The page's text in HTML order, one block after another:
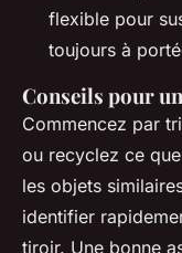
flexible pour
toujours à
Conseils pour
Commencez par
ou recyclez ce
les objets
identifier
tiroir. Une bonne